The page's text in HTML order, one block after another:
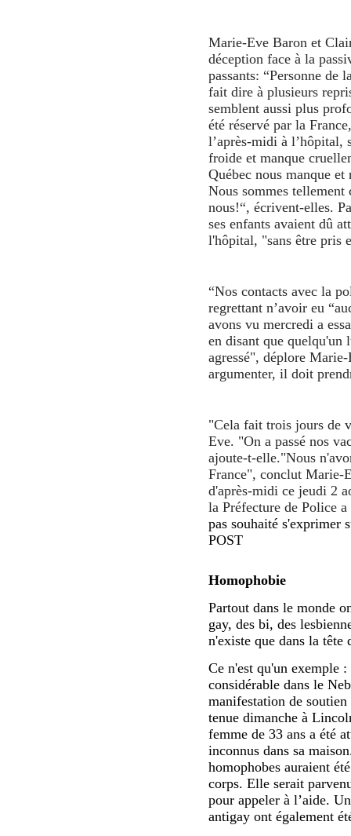
Marie-Eve Baron et
déception face à la
passants: “Personne de
fait dire à plusieurs
semblent aussi plus
été réservé par la
l’après-midi à l’hôpital,
froide et manque
Québec nous manque et
Nous sommes tellement
nous!“, écrivent-elles.
ses enfants avaient dû
l'hôpital, "sans être pris
“Nos contacts avec la
regrettant n’avoir eu
avons vu mercredi a
en disant que
agressé", déplore
argumenter, il doit
"Cela fait trois jours de
Eve. "On a passé nos
ajoute-t-elle."Nous
France", conclut Marie-
d'après-midi ce jeudi 2
la Préfecture de Police
pas souhaité s'exprimer
POST
Homophobie
Partout dans le monde
gay, des bi, des
n'existe que dans la
Ce n'est qu'un exemple :
considérable dans le
manifestation de soutien
tenue dimanche à
femme de 33 ans a été
inconnus dans sa
homophobes auraient
corps. Elle serait
pour appeler à l’aide.
antigay ont également